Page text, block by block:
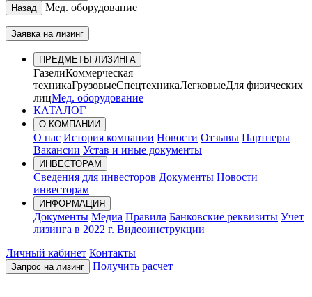
Назад
Мед. оборудование
Заявка на лизинг
ПРЕДМЕТЫ ЛИЗИНГА
ГазелиКоммерческая
техникаГрузовыеСпецтехникаЛегковыеДля физических
лицМед. оборудование
КАТАЛОГ
О КОМПАНИИ
О нас История компании Новости Отзывы Партнеры
Вакансии Устав и иные документы
ИНВЕСТОРАМ
Сведения для инвесторов Документы Новости
инвесторам
ИНФОРМАЦИЯ
Документы Медиа Правила Банковские реквизиты Учет
лизинга в 2022 г. Видеоинструкции
Личный кабинет Контакты
Запрос на лизинг Получить расчет